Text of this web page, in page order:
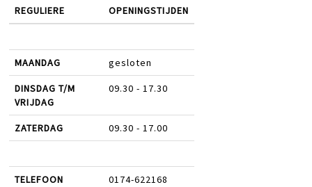
REGULIERE OPENINGSTIJDEN
MAANDAG gesloten
DINSDAG T/M
VRIJDAG
09.30 - 17.30
ZATERDAG 09.30 - 17.00
TELEFOON 0174-622168